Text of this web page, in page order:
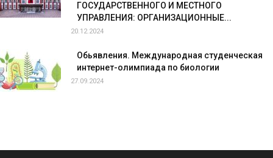
ГОСУДАРСТВЕННОГО И МЕСТНОГО
УПРАВЛЕНИЯ: ОРГАНИЗАЦИОННЫЕ...
20.12.2024
Обьявления. Международная студенческая
интернет-олимпиада по биологии
27.09.2024